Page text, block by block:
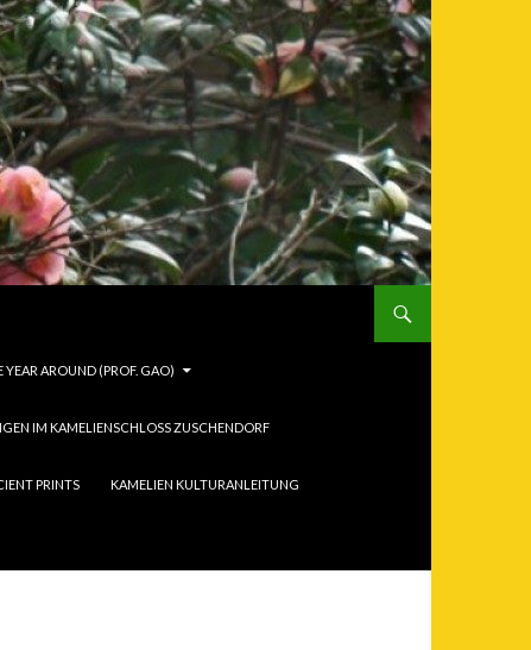
AROUND (PROF. GAO)
IM KAMELIENSCHLOSS ZUSCHENDORF
PRINTS KAMELIEN KULTURANLEITUNG